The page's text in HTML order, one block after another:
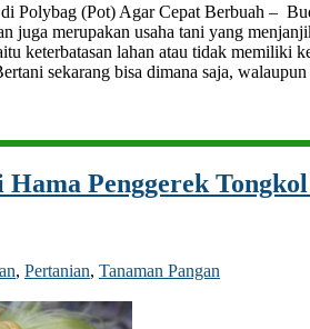
Polybag (Pot) Agar Cepat Berbuah –
juga merupakan usaha tani yang
keterbatasan lahan atau tidak memiliki
sekarang bisa dimana saja,
Penggerek
, Pertanian, Tanaman Pangan